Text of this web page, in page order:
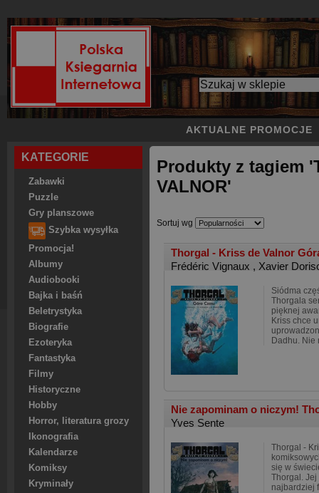
AKTUALNE PROMOCJE
KATEGORIE
Zabawki
Puzzle
Gry planszowe
Szybka wysyłka
Promocja!
Albumy
Audiobooki
Bajka i baśń
Beletrystyka
Biografie
Ezoteryka
Fantastyka
Filmy
Historyczne
Hobby
Horror, literatura grozy
Ikonografia
Kalendarze
Komiksy
Kryminały
Produkty z tagiem
VALNOR'
Sortuj wg
Thorgal - Kriss de Valnor
Frédéric Vignaux , Xavier
Siódma
Thorgala
pięknej
Kriss chce
Dadhu. Nie
Nie zapominam o niczym!
Yves Sente
Thorgal -
się w
Thorgal.
najbardziej